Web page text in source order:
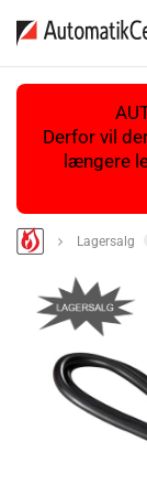
Derfor vil
længere
Lagersalg